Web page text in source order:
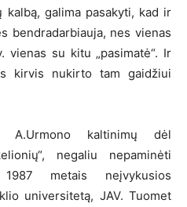
galima pasakyti, kad ir
bendradarbiauja, nes vienas
su kitu „pasimatė“. Ir
kirvis nukirto tam gaidžiui
A.Urmono kaltinimų dėl
negaliu nepaminėti
1987 metais neįvykusios
universitetą, JAV. Tuomet